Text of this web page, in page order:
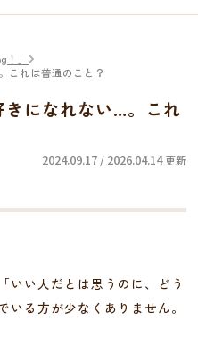
！」
これは普通のこと？
になれない…。これ
2024.09.17 / 2026.04.14更新
いい人だとは思うのに、どう
いる方が少なくありません。